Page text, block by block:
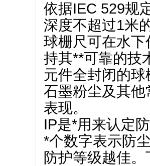
依据IEC 529规
深度不超过1米
球栅尺可在水
持其**可靠的技
元件全封闭的
石墨粉尘及其
表现。
IP是*用来认定
*个数字表示防
防护等级越佳